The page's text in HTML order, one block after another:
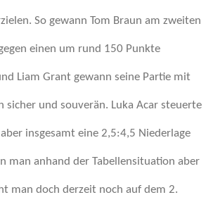
So gewann Tom Braun am zweiten
einen um rund 150 Punkte
Liam Grant gewann seine Partie mit
sicher und souverän. Luka Acar steuerte
insgesamt eine 2,5:4,5 Niederlage
man anhand der Tabellensituation aber
man doch derzeit noch auf dem 2.